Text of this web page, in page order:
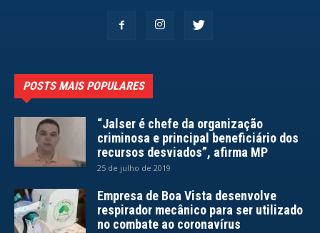
POSTS MAIS POPULARES
“Jalser é chefe da organização
criminosa e principal beneficiário dos
recursos desviados”, afirma MP
25 de julho de 2019
Empresa de Boa Vista desenvolve
respirador mecânico para ser utilizado
no combate ao coronavírus